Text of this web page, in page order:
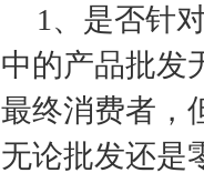
1 、是否针
中的产品批发
最终消费者，
无论批发还是